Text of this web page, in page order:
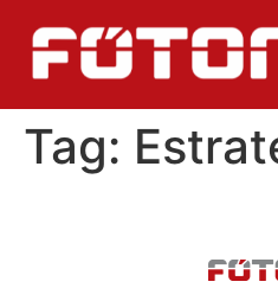
Tag: